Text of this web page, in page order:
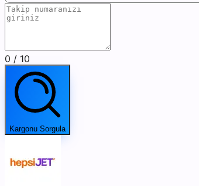
0 / 10
Kargonu Sorgula